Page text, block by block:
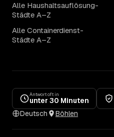
Alle Haushaltsauflösung-
Städte A–Z
Alle Containerdienst-
Städte A–Z
Antwort oft in
unter 30 Minuten
Deutsch
Böhlen